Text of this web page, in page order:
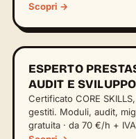
Scopri →
ESPERTO
AUDIT E SVILUPPO
Certificato CORE
gestiti. Moduli, audit,
gratuita · da 70 €/h +